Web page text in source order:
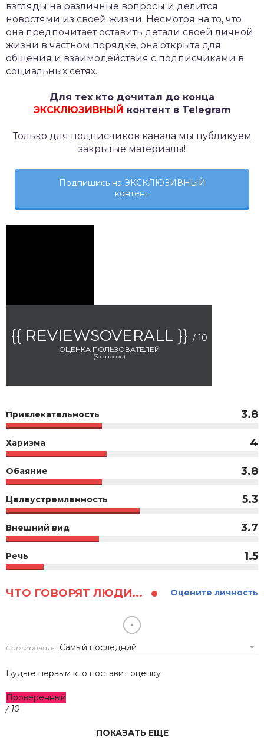
взгляды на различные вопросы и делится
новостями из своей жизни. Несмотря на то, что
она предпочитает оставить детали своей личной
жизни в частном порядке, она открыта для
общения и взаимодействия с подписчиками в
социальных сетях.
Для тех кто дочитал до конца
ЭКСКЛЮЗИВНЫЙ контент в Telegram
Только для подписчиков канала мы публикуем
закрытые материалы!
Подпишись на ЭКСКЛЮЗИВНЫЙ
контент
{{ REVIEWSOVERALL }} / 10
ОЦЕНКА ПОЛЬЗОВАТЕЛЕЙ
(3голосов)
Привлекательность 3.8
Харизма 4
Обаяние 3.8
Целеустремленность 5.3
Внешний вид 3.7
Речь 1.5
ЧТО ГОВОРЯТ ЛЮДИ... Оцените личность
Сортировать:
Будьте первым кто поставит оценку
Проверенный
/ 10
ПОКАЗАТЬ ЕЩЕ